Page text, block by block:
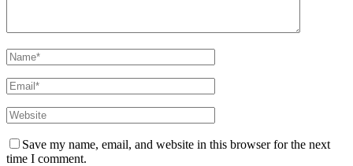
Save my name, email, and website in this browser for the next
time I comment.